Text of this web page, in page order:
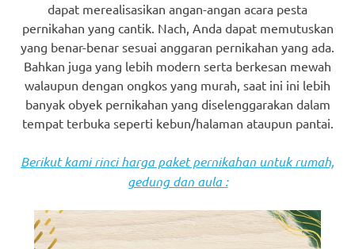
dapat merealisasikan angan-angan acara pesta
pernikahan yang cantik. Nach, Anda dapat memutuskan
yang benar-benar sesuai anggaran pernikahan yang ada.
Bahkan juga yang lebih modern serta berkesan mewah
walaupun dengan ongkos yang murah, saat ini ini lebih
banyak obyek pernikahan yang diselenggarakan dalam
tempat terbuka seperti kebun/halaman ataupun pantai.
Berikut kami rinci harga paket pernikahan untuk rumah,
gedung dan aula :